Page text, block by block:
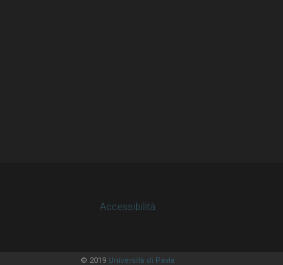
Accessibilità
© 2019 Università di Pavia